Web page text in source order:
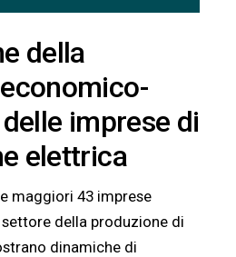
della
imprese di
elettrica
maggiori 43 imprese
della produzione di
dinamiche di